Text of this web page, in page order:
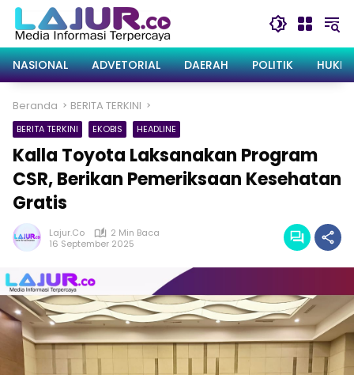
Langsung
konten
NASIONAL
ADVETORIAL DAERAH POLITIK
Beranda BERITA TERKINI
BERITA TERKINI EKOBIS HEADLINE
Kalla Toyota Laksanakan Program
CSR, Berikan Pemeriksaan Kesehatan
Gratis
Lajur.co
2 Min Baca
16 September 2025